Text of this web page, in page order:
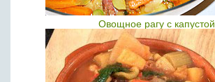
Овощное рагу с капустой